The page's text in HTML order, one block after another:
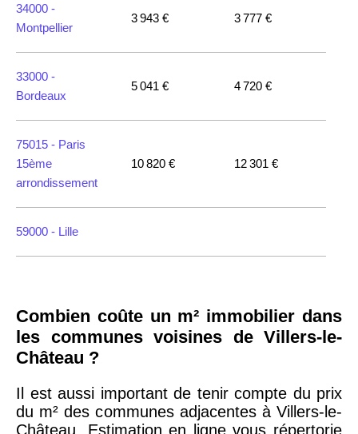
34000 -
Montpellier
3 943 € 3 777 €
33000 -
Bordeaux
5 041 € 4 720 €
75015 - Paris
15ème
arrondissement
10 820 € 12 301 €
59000 - Lille
75018 -
18ème
arrondissement
75020 - Paris
Combien coûte un m² immobilier dans
les communes voisines de Villers-le-
Château ?
Il est aussi important de tenir compte du prix
du m² des communes adjacentes à Villers-le-
Château. Estimation en ligne vous répertorie